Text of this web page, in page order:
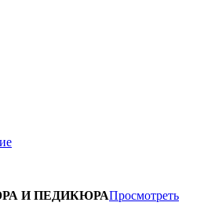
И ПЕДИКЮРАПросмотреть